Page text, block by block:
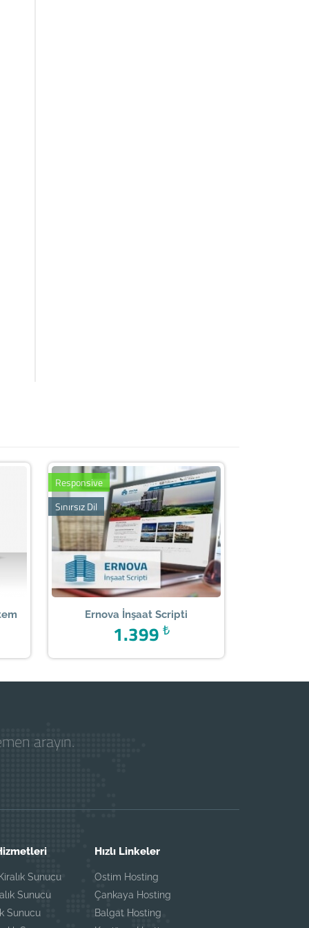
Responsive
Sınırsız Dil
Ernova İnşaat Scripti
₺
1.399
arayın.
Sunucu
Sunucu
Sunucu
Hızlı Linkeler
Ostim Hosting
Çankaya Hosting
Balgat Hosting